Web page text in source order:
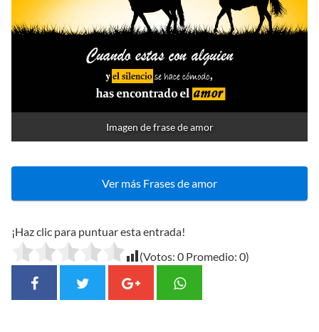
Imagen de frase de amor
Ver más Frases de amor
¡Haz clic para puntuar esta entrada!
(Votos: 0 Promedio: 0)